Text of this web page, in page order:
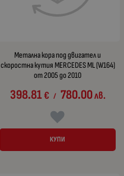
Метална кора под двигател и
скоростна кутия MERCEDES ML (W164)
от 2005 до 2010
398.81€ / 780.00лв.
КУПИ